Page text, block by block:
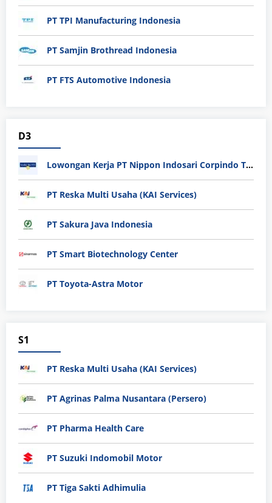
PT TPI Manufacturing Indonesia
PT Samjin Brothread Indonesia
PT FTS Automotive Indonesia
D3
Lowongan Kerja PT Nippon Indosari Corpindo Tbk. Bulan Agustus 2026
PT Reska Multi Usaha (KAI Services)
PT Sakura Java Indonesia
PT Smart Biotechnology Center
PT Toyota-Astra Motor
S1
PT Reska Multi Usaha (KAI Services)
PT Agrinas Palma Nusantara (Persero)
PT Pharma Health Care
PT Suzuki Indomobil Motor
PT Tiga Sakti Adhimulia